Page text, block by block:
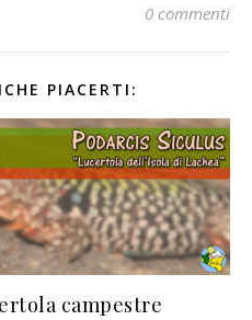
0 commenti
PIACERTI:
campestre